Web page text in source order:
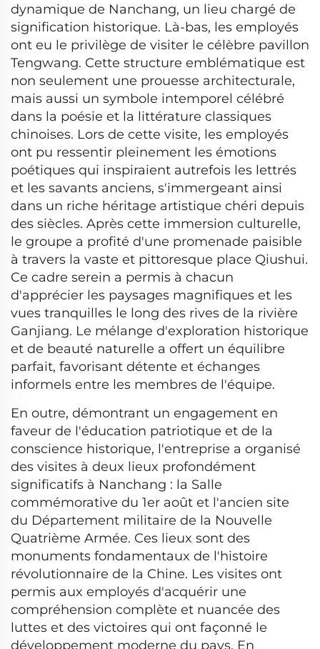
dynamique de Nanchang, un lieu chargé de
signification historique. Là-bas, les employés
ont eu le privilège de visiter le célèbre pavillon
Tengwang. Cette structure emblématique est
non seulement une prouesse architecturale,
mais aussi un symbole intemporel célébré
dans la poésie et la littérature classiques
chinoises. Lors de cette visite, les employés
ont pu ressentir pleinement les émotions
poétiques qui inspiraient autrefois les lettrés
et les savants anciens, s'immergeant ainsi
dans un riche héritage artistique chéri depuis
des siècles. Après cette immersion culturelle,
le groupe a profité d'une promenade paisible
à travers la vaste et pittoresque place Qiushui.
Ce cadre serein a permis à chacun
d'apprécier les paysages magnifiques et les
vues tranquilles le long des rives de la rivière
Ganjiang. Le mélange d'exploration historique
et de beauté naturelle a offert un équilibre
parfait, favorisant détente et échanges
informels entre les membres de l'équipe.
En outre, démontrant un engagement en
faveur de l'éducation patriotique et de la
conscience historique, l'entreprise a organisé
des visites à deux lieux profondément
significatifs à Nanchang : la Salle
commémorative du 1er août et l'ancien site
du Département militaire de la Nouvelle
Quatrième Armée. Ces lieux sont des
monuments fondamentaux de l'histoire
révolutionnaire de la Chine. Les visites ont
permis aux employés d'acquérir une
compréhension complète et nuancée des
luttes et des victoires qui ont façonné le
développement moderne du pays. En